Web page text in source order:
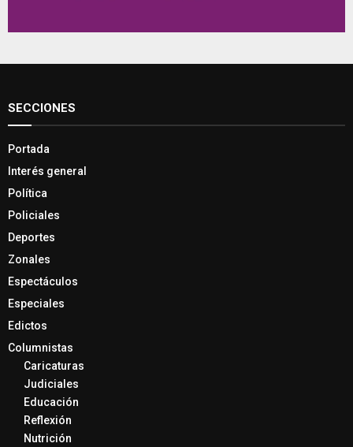
SECCIONES
Portada
Interés general
Política
Policiales
Deportes
Zonales
Espectáculos
Especiales
Edictos
Columnistas
Caricaturas
Judiciales
Educación
Reflexión
Nutrición